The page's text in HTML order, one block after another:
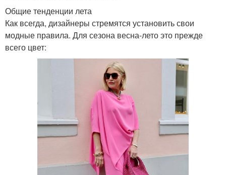
Общие тенденции лета
Как всегда, дизайнеры стремятся установить свои
модные правила. Для сезона весна-лето это прежде
всего цвет: